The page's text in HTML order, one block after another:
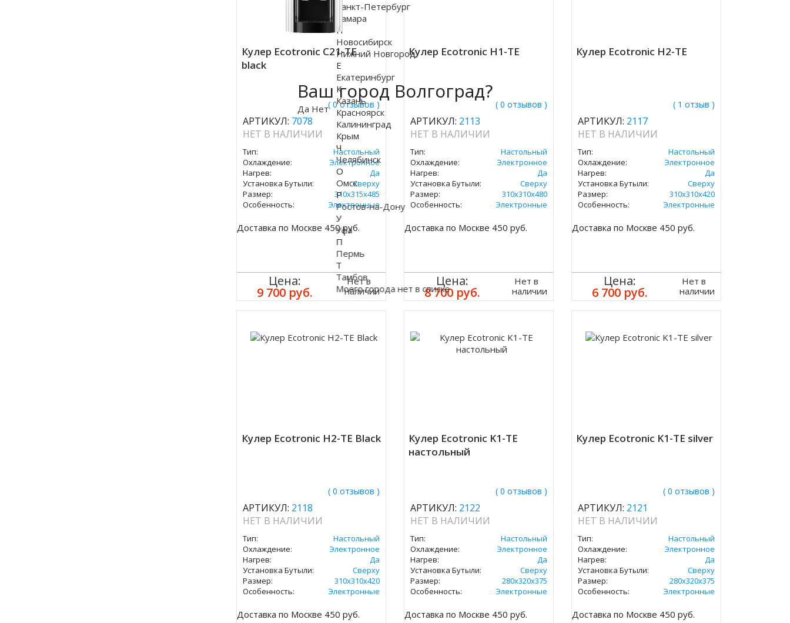
Кулер Ecotronic C21-TE
black
( 0 отзывов )
АРТИКУЛ: 7078
НЕТ В НАЛИЧИИ
Тип:
Настольный
Охлаждение:
Электронное
Нагрев:
Да
Установка Бутыли:
Сверху
Размер:
310x315х485
Особенность:
Электронные
Доставка по Москве 450 руб.
Цена:
9 700 руб.
Нет в
наличии
Кулер Ecotronic H1-TE
( 0 отзывов )
АРТИКУЛ: 2113
НЕТ В НАЛИЧИИ
Тип:
Настольный
Охлаждение:
Электронное
Нагрев:
Да
Установка Бутыли:
Сверху
Размер:
310x310х480
Особенность:
Электронные
Доставка по Москве 450 руб.
Цена:
8 700 руб.
Нет в
наличии
Кулер Ecotronic H2-TE
( 1 отзыв )
АРТИКУЛ: 2117
НЕТ В НАЛИЧИИ
Тип:
Настольный
Охлаждение:
Электронное
Нагрев:
Да
Установка Бутыли:
Сверху
Размер:
310x310х420
Особенность:
Электронные
Доставка по Москве 450 руб.
Цена:
6 700 руб.
Нет в
наличии
Кулер Ecotronic H2-TE Black
( 0 отзывов )
АРТИКУЛ: 2118
НЕТ В НАЛИЧИИ
Тип:
Настольный
Охлаждение:
Электронное
Нагрев:
Да
Установка Бутыли:
Сверху
Размер:
310x310х420
Особенность:
Электронные
Доставка по Москве 450 руб.
Кулер Ecotronic K1-TE
настольный
( 0 отзывов )
АРТИКУЛ: 2122
НЕТ В НАЛИЧИИ
Тип:
Настольный
Охлаждение:
Электронное
Нагрев:
Да
Установка Бутыли:
Сверху
Размер:
280x320х375
Особенность:
Электронные
Доставка по Москве 450 руб.
Кулер Ecotronic K1-TE silver
( 0 отзывов )
АРТИКУЛ: 2121
НЕТ В НАЛИЧИИ
Тип:
Настольный
Охлаждение:
Электронное
Нагрев:
Да
Установка Бутыли:
Сверху
Размер:
280x320х375
Особенность:
Электронные
Доставка по Москве 450 руб.
Ваш город Волгоград?
Да Нет
Санкт-Петербург
Самара
Н
Новосибирск
Нижний Новгород
Е
Екатеринбург
К
Казань
Красноярск
Калининград
Крым
Ч
Челябинск
О
Омск
Р
Ростов-на-Дону
У
Уфа
П
Пермь
Т
Тамбов
Моего города нет в списке